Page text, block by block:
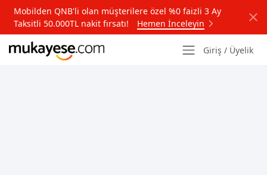
Mobilden QNB'li olan müşterilere özel %0 faizli 3 Ay
Taksitli 50.000TL nakit fırsatı!
Hemen İnceleyin
Giriş / Üyelik